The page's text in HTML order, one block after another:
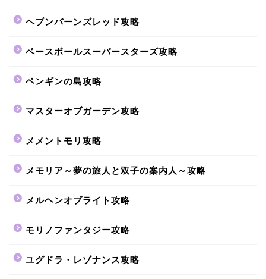
ヘブンバーンズレッド攻略
ベースボールスーパースターズ攻略
ペンギンの島攻略
マスターオブガーデン攻略
メメントモリ攻略
メモリア～夢の旅人と双子の案内人～攻略
メルヘンオブライト攻略
モリノファンタジー攻略
ユグドラ・レゾナンス攻略